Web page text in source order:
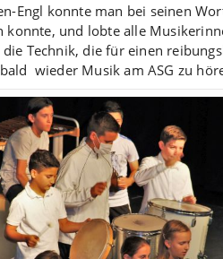
Engl konnte man bei seinen
und lobte alle
Technik, die für einen
wieder Musik am ASG zu